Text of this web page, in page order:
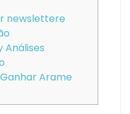
newslettere
Análises
Arame